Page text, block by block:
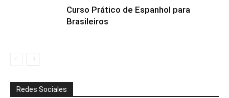
Curso Prático de Espanhol para
Brasileiros
Redes Sociales